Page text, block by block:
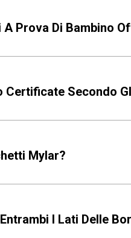
A Prova Di Bambino
Certificate Secondo
Mylar?
I Lati Delle